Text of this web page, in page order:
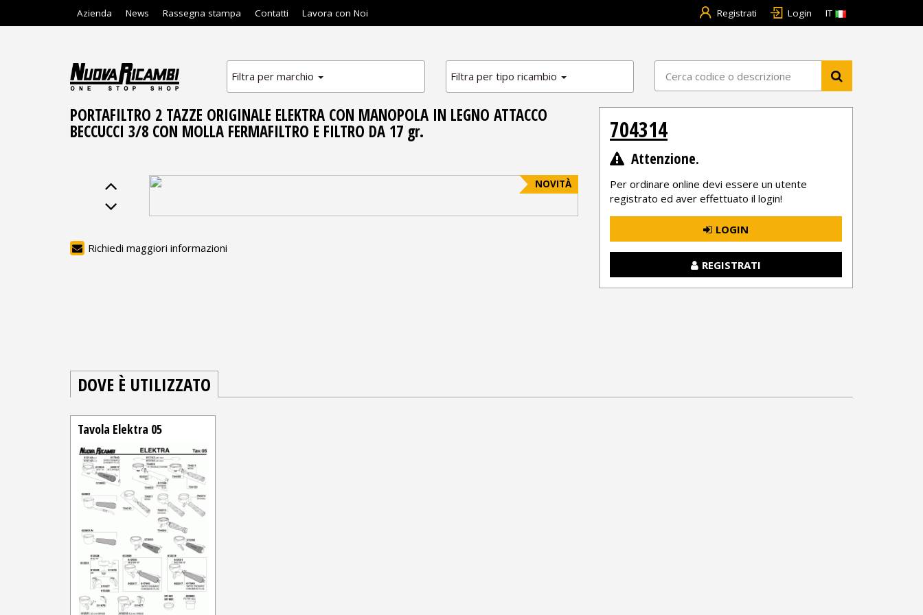
Azienda News Rassegna stampa Contatti Lavora con Noi Registrati Login IT
Filtra per marchio Filtra per tipo ricambio
NOVITÀ
PORTAFILTRO 2 TAZZE ORIGINALE ELEKTRA CON MANOPOLA IN LEGNO ATTACCO
BECCUCCI 3/8 CON MOLLA FERMAFILTRO E FILTRO DA 17 gr.
Richiedi maggiori informazioni
704314
Attenzione.
Per ordinare online devi essere un utente
registrato ed aver effettuato il login!
LOGIN
REGISTRATI
DOVE È UTILIZZATO
Tavola Elektra 05